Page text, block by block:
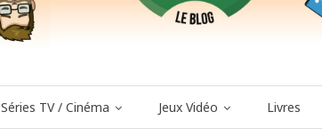
Séries TV / Cinéma Jeux Vidéo Livres